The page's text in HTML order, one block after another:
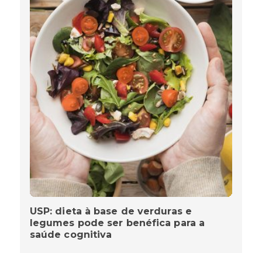
USP: dieta à base de verduras e
legumes pode ser benéfica para a
saúde cognitiva